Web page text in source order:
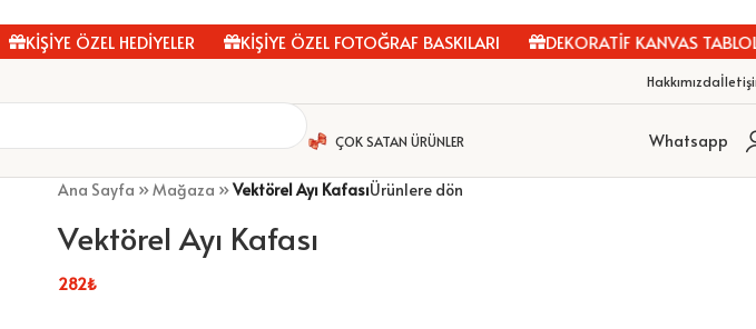
KİŞİYE ÖZEL HEDİYELER KİŞİYE ÖZEL FOTOĞRAF BASKILARI DEKORATİF KANVAS TABLOLAR
Hakkımızda
ÇOK SATAN ÜRÜNLER Whatsapp
Ana Sayfa »Mağaza »Vektörel Ayı KafasıÜrünlere dön
Vektörel Ayı Kafası
282₺